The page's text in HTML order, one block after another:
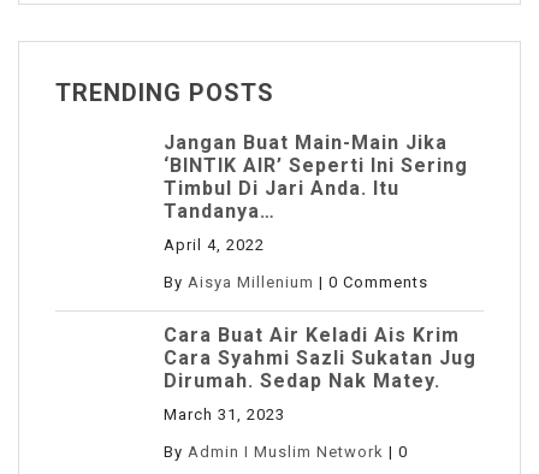
TRENDING POSTS
Jangan Buat Main-Main Jika
‘BINTIK AIR’ Seperti Ini Sering
Timbul Di Jari Anda. Itu
Tandanya…
April 4, 2022
By Aisya Millenium | 0 Comments
Cara Buat Air Keladi Ais Krim
Cara Syahmi Sazli Sukatan Jug
Dirumah. Sedap Nak Matey.
March 31, 2023
By Admin I Muslim Network | 0